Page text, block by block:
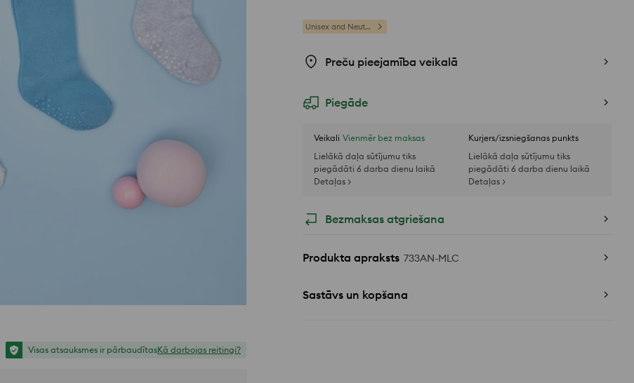
Unisex and Neutral
Preču pieejamība veikalā
Piegāde
Veikali Vienmēr bez maksas
Lielākā daļa sūtījumu tiks
piegādāti 6 darba dienu laikā
Detaļas >
Kurjers/izsniegšanas punkts
Lielākā daļa sūtījumu tiks
piegādāti 6 darba dienu laikā
Detaļas >
Bezmaksas atgriešana
Produkta apraksts 733AN-MLC
Sastāvs un kopšana
Visas atsauksmes ir pārbaudītasKā darbojas reitingi?